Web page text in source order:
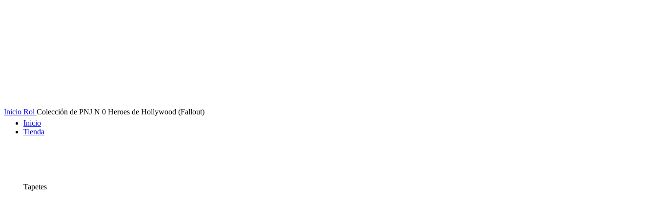
Inicio
Tienda
Tapetes
Inicio Rol Colección de PNJ N 0 Heroes de Hollywood (Fallout)